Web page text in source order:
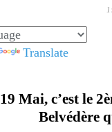
Translate
19 Mai, c’est le
Belvédère